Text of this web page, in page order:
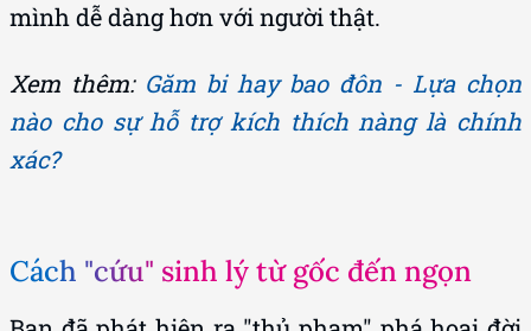
Xem thêm:Găm bi hay bao đôn - Lựa chọn
nào cho sự hỗ trợ kích thích nàng là chính
xác?
Bạn đã phát hiện ra "thủ phạm" phá hoại đời
sống tình dục của mình chưa? Giờ là lúc học